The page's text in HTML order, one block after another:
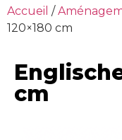
Accueil /
120×180 cm
cm